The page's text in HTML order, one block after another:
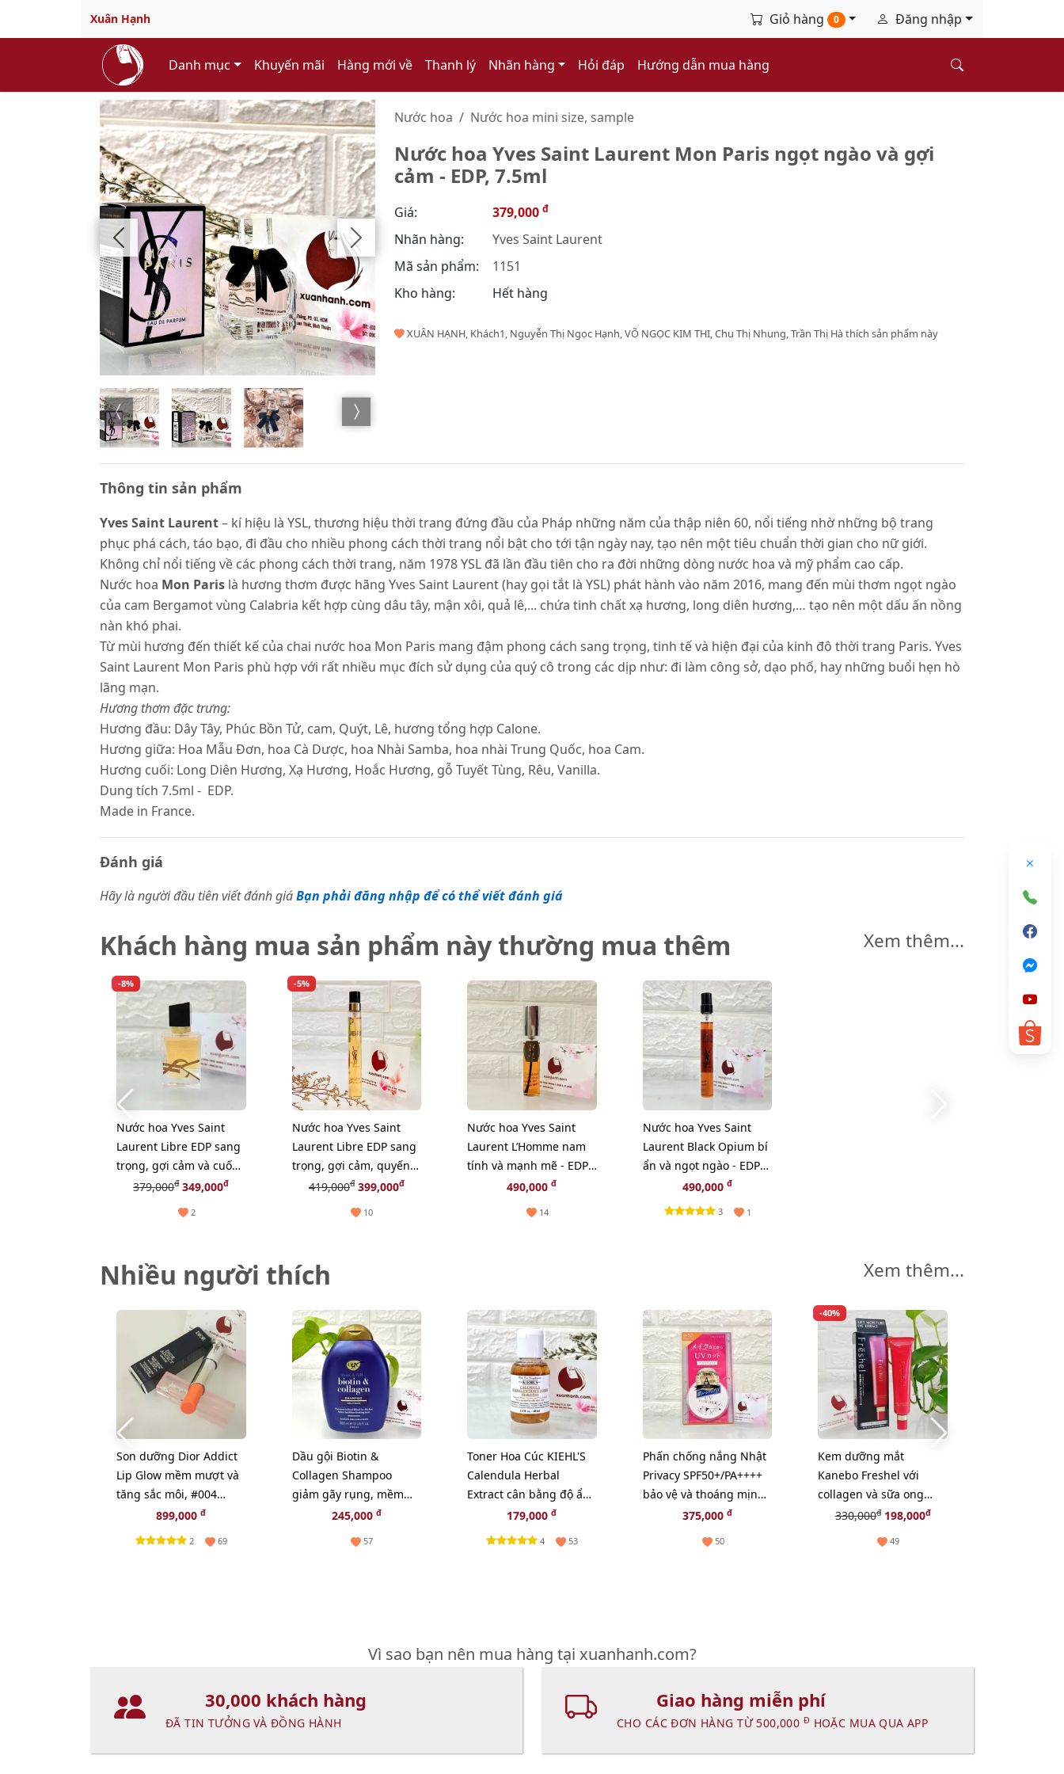
Xuân Hạnh Giỏ hàng 0 Đăng nhập
Danh mục Khuyến mãi Hàng mới về Thanh lý Nhãn hàng Hỏi đáp Hướng dẫn mua hàng
Nước hoa Nước hoa mini size, sample
Nước hoa Yves Saint Laurent Mon Paris ngọt ngào và gợi
cảm - EDP, 7.5ml
Giá: 379,000 đ
Nhãn hàng:
Yves Saint Laurent
Mã sản phẩm:
1151
Kho hàng:
Hết hàng
XUÂN HẠNH, Khách1, Nguyễn Thị Ngọc Hạnh, VÕ NGỌC KIM THI, Chu Thị Nhung, Trần Thị Hà thích sản phẩm này
Thông tin sản phẩm
Yves Saint Laurent– kí hiệu là YSL, thương hiệu thời trang đứng đầu của Pháp những năm của thập niên 60, nổi tiếng nhờ những bộ trang
phục phá cách, táo bạo, đi đầu cho nhiều phong cách thời trang nổi bật cho tới tận ngày nay, tạo nên một tiêu chuẩn thời gian cho nữ giới.
Không chỉ nổi tiếng về các phong cách thời trang, năm 1978 YSL đã lần đầu tiên cho ra đời những dòng nước hoa và mỹ phẩm cao cấp.
Nước hoa Mon Paris là hương thơm được hãng Yves Saint Laurent (hay gọi tắt là YSL) phát hành vào năm 2016, mang đến mùi thơm ngọt ngào
của cam Bergamot vùng Calabria kết hợp cùng dâu tây, mận xôi, quả lê,... chứa tinh chất xạ hương, long diên hương,… tạo nên một dấu ấn nồng
nàn khó phai.
Từ mùi hương đến thiết kế của chai nước hoa Mon Paris mang đậm phong cách sang trọng, tinh tế và hiện đại của kinh đô thời trang Paris. Yves
Saint Laurent Mon Paris phù hợp với rất nhiều mục đích sử dụng của quý cô trong các dịp như: đi làm công sở, dạo phố, hay những buổi hẹn hò
lãng mạn.
Hương thơm đặc trưng:
Hương đầu: Dây Tây, Phúc Bồn Tử, cam, Quýt, Lê, hương tổng hợp Calone.
Hương giữa: Hoa Mẫu Đơn, hoa Cà Dược, hoa Nhài Samba, hoa nhài Trung Quốc, hoa Cam.
Hương cuối: Long Diên Hương, Xạ Hương, Hoắc Hương, gỗ Tuyết Tùng, Rêu, Vanilla.
Dung tích 7.5ml - EDP.
Made in France.
Đánh giá
Hãy là người đầu tiên viết đánh giáBạn phải đăng nhập để có thể viết đánh giá
Khách hàng mua sản phẩm này thường mua thêm Xem thêm...
-8%
Nước hoa Yves Saint
Laurent Libre EDP sang
trọng, gợi cảm và cuốn
hút - 7.5ml
379,000đ349,000đ
2
-5%
Nước hoa Yves Saint
Laurent Libre EDP sang
trọng, gợi cảm, quyến
rũ - 10ml
419,000đ399,000đ
10
Nước hoa Yves Saint
Laurent L’Homme nam
tính và mạnh mẽ - EDP,
10ml dạng xịt (New)
490,000đ
14
Nước hoa Yves Saint
Laurent Black Opium bí
ẩn và ngọt ngào - EDP
10ml, dạng xịt
490,000đ
3 1
Nhiều người thích Xem thêm...
Son dưỡng Dior Addict
Lip Glow mềm mượt và
tăng sắc môi, #004
Coral - cam tự nhiên
(New)
899,000đ
2 69
Dầu gội Biotin &
Collagen Shampoo
giảm gãy rụng, mềm
mượt, bồng bềnh -
245,000 đ
57
Toner Hoa Cúc KIEHL'S
Calendula Herbal
Extract cân bằng độ ẩm
và sạch sâu - 40ml
179,000đ
4 53
Phấn chống nắng Nhật
Privacy SPF50+/PA++++
bảo vệ và thoáng mịn
đẹp da (New)
375,000đ
50
-40%
Kem dưỡng mắt
Kanebo Freshel với
collagen và sữa ong
chúa thiên nhiên - 25g
330,000đ198,000đ
49
Vì sao bạn nên mua hàng tại xuanhanh.com?
30,000 khách hàng
ĐÃ TIN TƯỞNG VÀ ĐỒNG HÀNH
Giao hàng miễn phí
CHO CÁC ĐƠN HÀNG TỪ 500,000 Đ HOẶC MUA QUA APP